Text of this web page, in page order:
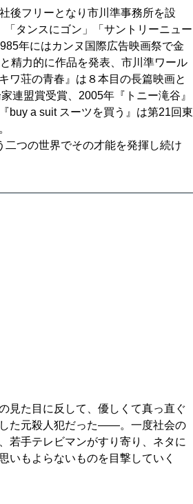
後フリーとなり市川準事務所を設
タンスにゴン」「サントリーニュー
年にはカンヌ国際広告映画祭で金
精力的に作品を発表、市川準ワール
ワ荘の青春』は８本目の長篇映画と
連盟賞受賞、2005年『トニー滝谷』
buy a suit スーツを買う』は第21回東
つの世界でその才能を発揮し続け
見た目に反して、優しくて真っ直ぐ
た元殺人犯だった――。一度社会の
若手テレビマンがすり寄り、ネタに
いもよらないものを目撃していく